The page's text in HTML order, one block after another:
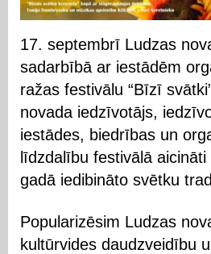
17. septembrī Ludzas
sadarbībā ar iestādēm
ražas festivālu “Bīzī
novada iedzīvotājs,
iestādes, biedrības un
līdzdalību festivālā
gadā iedibināto svētku
Popularizēsim Ludzas
kultūrvides daudzveidību